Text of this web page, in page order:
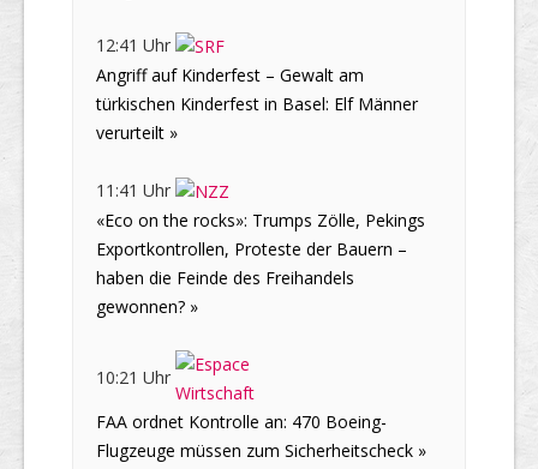
12:41 Uhr
Angriff auf Kinderfest – Gewalt am
türkischen Kinderfest in Basel: Elf Männer
verurteilt »
11:41 Uhr
«Eco on the rocks»: Trumps Zölle, Pekings
Exportkontrollen, Proteste der Bauern –
haben die Feinde des Freihandels
gewonnen? »
10:21 Uhr
FAA ordnet Kontrolle an: 470 Boeing-
Flugzeuge müssen zum Sicherheitscheck »